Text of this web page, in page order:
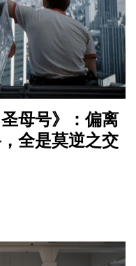
母号》：偏离
全是莫逆之交